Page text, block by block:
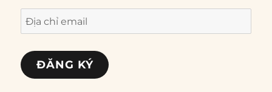
Địa
chỉ
email
ĐĂNG KÝ